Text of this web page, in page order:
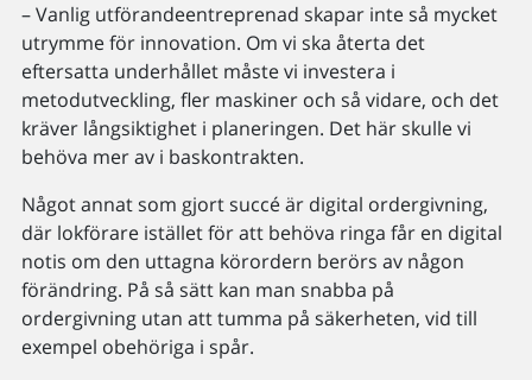
– Vanlig utförandeentreprenad skapar inte så mycket
utrymme för innovation. Om vi ska återta det
eftersatta underhållet måste vi investera i
metodutveckling, fler maskiner och så vidare, och det
kräver långsiktighet i planeringen. Det här skulle vi
behöva mer av i baskontrakten.
Något annat som gjort succé är digital ordergivning,
där lokförare istället för att behöva ringa får en digital
notis om den uttagna körordern berörs av någon
förändring. På så sätt kan man snabba på
ordergivning utan att tumma på säkerheten, vid till
exempel obehöriga i spår.